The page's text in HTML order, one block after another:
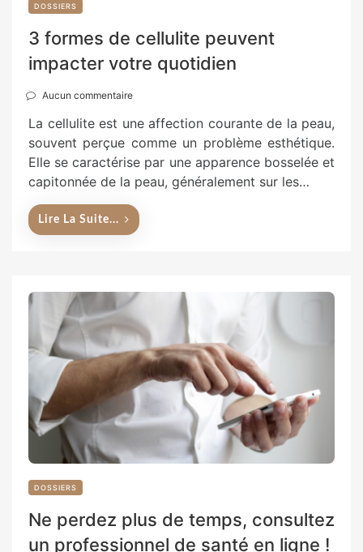
DOSSIERS
3 formes de cellulite peuvent
impacter votre quotidien
Aucun commentaire
La cellulite est une affection courante de la peau,
souvent perçue comme un problème esthétique.
Elle se caractérise par une apparence bosselée et
capitonnée de la peau, généralement sur les…
Lire La Suite...
DOSSIERS
Ne perdez plus de temps, consultez
un professionnel de santé en ligne !